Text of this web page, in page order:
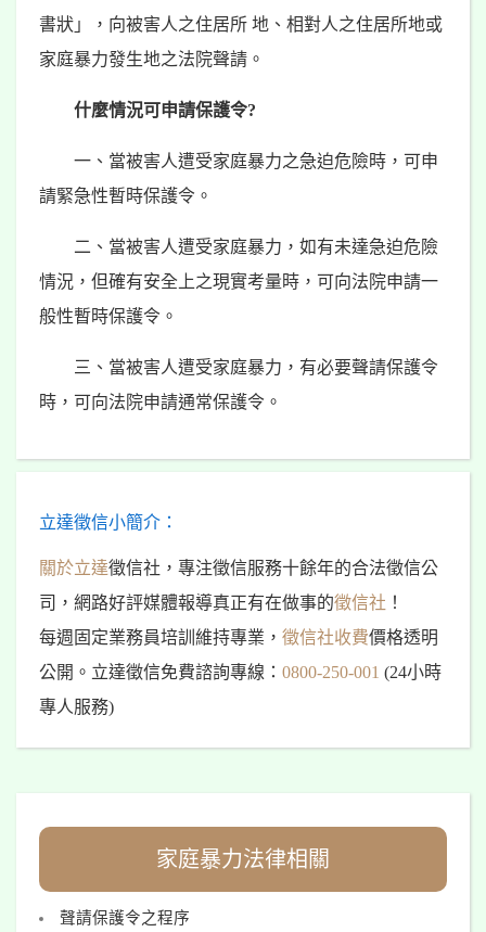
書狀」，向被害人之住居所 地、相對人之住居所地或
家庭暴力發生地之法院聲請。
什麼情況可申請保護令?
一、當被害人遭受家庭暴力之急迫危險時，可申
請緊急性暫時保護令。
二、當被害人遭受家庭暴力，如有未達急迫危險
情況，但確有安全上之現實考量時，可向法院申請一
般性暫時保護令。
三、當被害人遭受家庭暴力，有必要聲請保護令
時，可向法院申請通常保護令。
立達徵信小簡介：
關於立達徵信社，專注徵信服務十餘年的合法徵信公
司，網路好評媒體報導真正有在做事的徵信社 ！
每週固定業務員培訓維持專業， 徵信社收費價格透明
公開。立達徵信免費諮詢專線： 0800-250-001 (24小時
專人服務)
家庭暴力法律相關
聲請保護令之程序